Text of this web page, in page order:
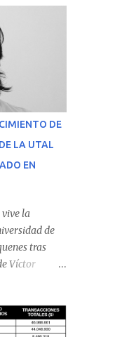
DE
LA UTAL
EN
la
de
tras
Víctor
antecedentes
a cumplir su